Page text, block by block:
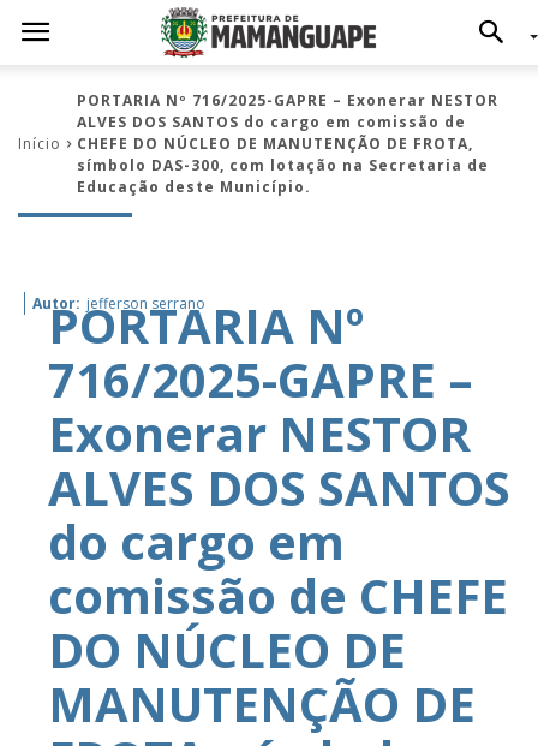
Início
PORTARIA Nº 716/2025-GAPRE – Exonerar NESTOR
ALVES DOS SANTOS do cargo em comissão de
CHEFE DO NÚCLEO DE MANUTENÇÃO DE FROTA,
símbolo DAS-300, com lotação na Secretaria de
Educação deste Município.
Autor: jefferson serrano
PORTARIA Nº
716/2025-GAPRE –
Exonerar NESTOR
ALVES DOS SANTOS
do cargo em
comissão de CHEFE
DO NÚCLEO DE
MANUTENÇÃO DE